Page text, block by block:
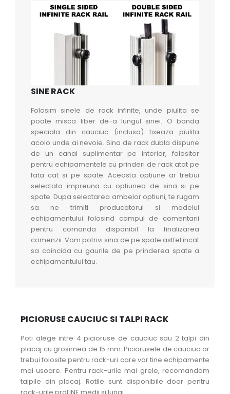
SINE RACK
Folosim sinele de rack infinite, unde piulita se
poate misca liber de-a lungul sinei. O banda
speciala din cauciuc (inclusa) fixeaza piulita
acolo unde ai nevoie. Sina de rack dubla dispune
de un canal suplimentar pe interior, folositor
pentru echipamentele cu prinderi de rack atat pe
fata cat si pe spate. Aceasta optiune ar trebui
selectata impreuna cu optiunea de sina si pe
spate. Dupa selectarea ambelor optiuni, te rugam
sa ne trimiti producatorul si modelul
echipamentului folosind campul de comentarii
pentru comanda disponibil la finalizarea
comenzii. Vom potrivi sina de pe spate astfel incat
sa coincida cu gaurile de pe prinderea spate a
echipamentului tau.
PICIORUSE CAUCIUC SI TALPI RACK
Poti alege intre 4 picioruse de cauciuc sau 2 talpi din
placaj cu grosimea de 15 mm. Piciorusele de cauciuc ar
trebui folosite pentru rack-uri care vor tine echipamente
mai usoare. Pentru rack-urile mai grele, recomandam
talpile din placaj. Rotile sunt disponibile doar pentru